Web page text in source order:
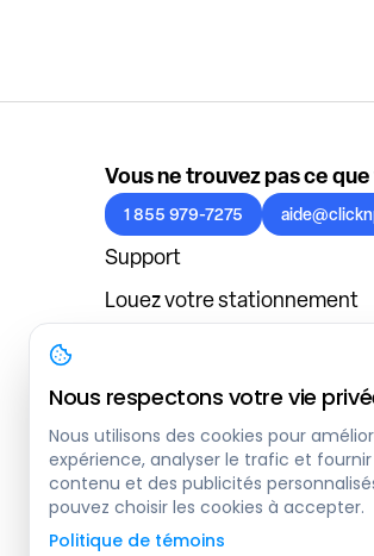
Vous ne trouvez pas ce
1 855 979-7275
Support
Louez votre stationnement
À propos
Connexion au tableau de
Nous respectons votre vie
Nous utilisons des cookies pour
expérience, analyser le trafic et
contenu et des publicités
pouvez choisir les cookies à accepter.
Politique de témoins